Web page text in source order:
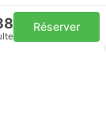
Réserver